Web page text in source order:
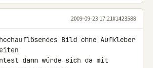
2009-09-23 17:21#1423588
Bild ohne Aufkleber
dann würde sich da mit